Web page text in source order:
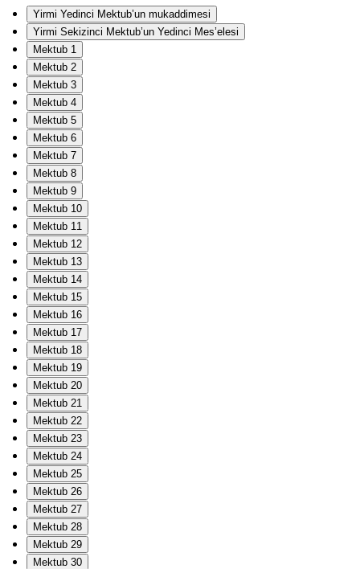
Yirmi Yedinci Mektub’un mukaddimesi
Yirmi Sekizinci Mektub’un Yedinci Mes’elesi
Mektub 1
Mektub 2
Mektub 3
Mektub 4
Mektub 5
Mektub 6
Mektub 7
Mektub 8
Mektub 9
Mektub 10
Mektub 11
Mektub 12
Mektub 13
Mektub 14
Mektub 15
Mektub 16
Mektub 17
Mektub 18
Mektub 19
Mektub 20
Mektub 21
Mektub 22
Mektub 23
Mektub 24
Mektub 25
Mektub 26
Mektub 27
Mektub 28
Mektub 29
Mektub 30